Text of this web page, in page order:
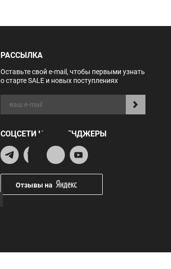
РАССЫЛКА
Оставьте свой e-mail, чтобы первыми узнать
о старте SALE и новых поступлениях
СОЦСЕТИ И МЕССЕНДЖЕРЫ
Отзывы на